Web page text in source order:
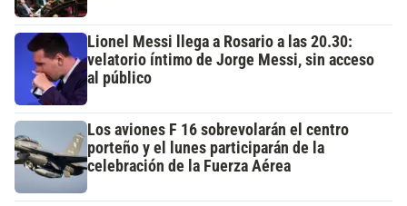
Lionel Messi llega a Rosario a las 20.30:
velatorio íntimo de Jorge Messi, sin acceso
al público
Los aviones F 16 sobrevolarán el centro
porteño y el lunes participarán de la
celebración de la Fuerza Aérea